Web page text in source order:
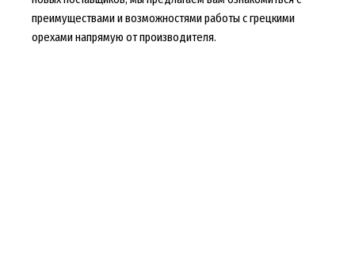
преимуществами и возможностями работы с грецкими
орехами напрямую от производителя.